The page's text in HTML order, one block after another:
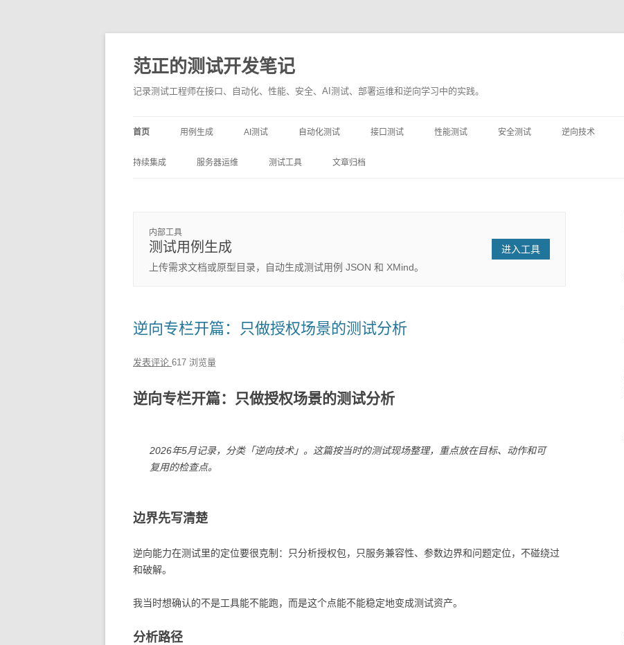
范正的测试开发笔记
记录测试工程师在接口、自动化、性能、安全、AI测试、部署运维和逆向学习中的实践。
至
首页 用例生成 AI测试 自动化测试
PLAYWRIGHT
接口测试 性能测试 安全测试 逆向技术
持续集成 服务器运维 测试工具 文章归档
内部工具
测试用例生成
上传需求文档或原型目录，自动生成测试用例 JSON 和 XMind。
进入工具
逆向专栏开篇：只做授权场景的测试分析
发表评论 617 浏览量
逆向专栏开篇：只做授权场景的测试分析
2026年5月记录，分类「逆向技术」。这篇按当时的测试现场整理，重点放在目标、动作和可
复用的检查点。
边界先写清楚
逆向能力在测试里的定位要很克制：只分析授权包，只服务兼容性、参数边界和问题定位，不碰绕过
和破解。
我当时想确认的不是工具能不能跑，而是这个点能不能稳定地变成测试资产。
分析路径